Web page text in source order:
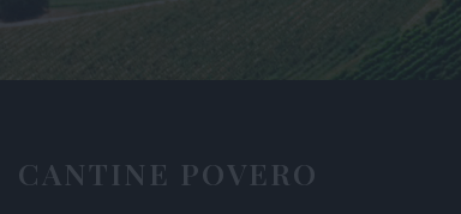
CANTINE POVERO